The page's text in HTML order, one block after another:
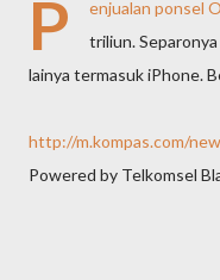
P
enjualan ponsel
triliun.
lainya termasuk iPhone.
http://m.kompas.com/
Powered by Telkomsel